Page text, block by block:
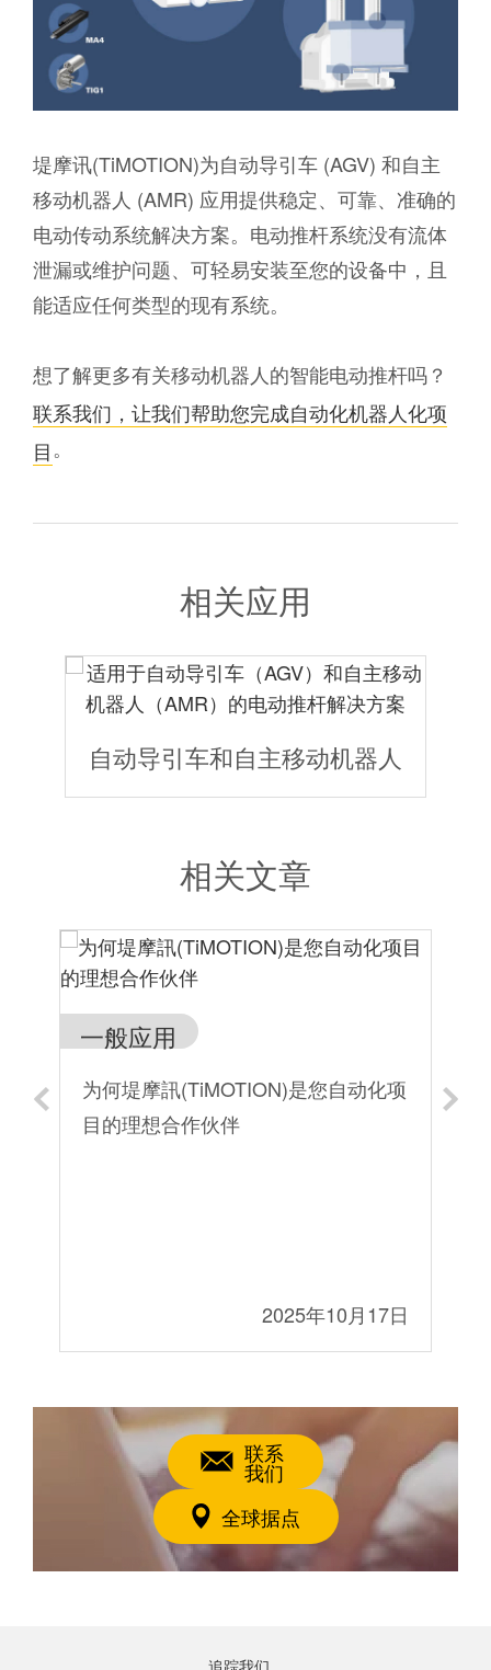
堤摩讯(TiMOTION)为自动导引车 (AGV) 和自主
移动机器人 (AMR) 应用提供稳定、可靠、准确的
电动传动系统解决方案。电动推杆系统没有流体
泄漏或维护问题、可轻易安装至您的设备中，且
能适应任何类型的现有系统。
想了解更多有关移动机器人的智能电动推杆吗？
联系我们，让我们帮助您完成自动化机器人化项
目。
相关应用
自动导引车和自主移动机器人
相关文章
一般应用
为何堤摩訊(TiMOTION)是您自动化项
目的理想合作伙伴
2025年10月17日
联系
我们
全球据点
追踪我们